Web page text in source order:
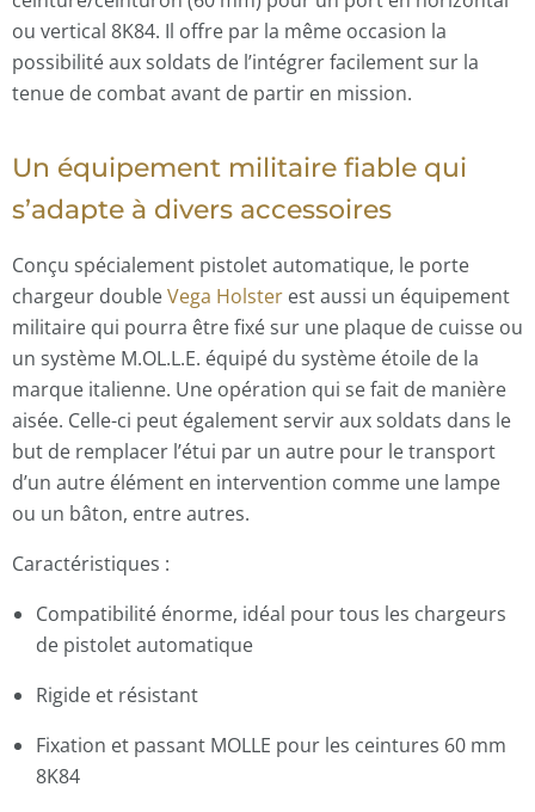
ou vertical 8K84. Il offre par la même occasion la
possibilité aux soldats de l’intégrer facilement sur la
tenue de combat avant de partir en mission.
Un équipement militaire fiable qui
s’adapte à divers accessoires
Conçu spécialement pistolet automatique, le porte
chargeur doubleVega Holster est aussi un équipement
militaire qui pourra être fixé sur une plaque de cuisse ou
un système M.OL.L.E. équipé du système étoile de la
marque italienne. Une opération qui se fait de manière
aisée. Celle-ci peut également servir aux soldats dans le
but de remplacer l’étui par un autre pour le transport
d’un autre élément en intervention comme une lampe
ou un bâton, entre autres.
Caractéristiques :
Compatibilité énorme, idéal pour tous les chargeurs
de pistolet automatique
Rigide et résistant
Fixation et passant MOLLE pour les ceintures 60 mm
8K84